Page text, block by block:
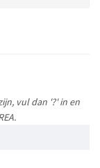
vul dan '?' in en